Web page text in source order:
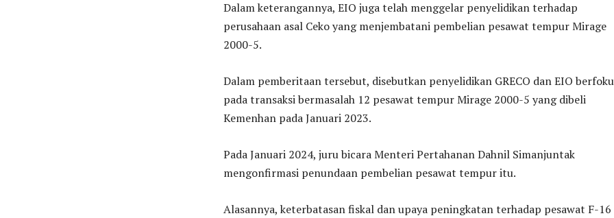
Dalam keterangannya, EIO juga telah menggelar penyelidikan terhadap
perusahaan asal Ceko yang menjembatani pembelian pesawat tempur Mirage
2000-5.
Dalam pemberitaan tersebut, disebutkan penyelidikan GRECO dan EIO
pada transaksi bermasalah 12 pesawat tempur Mirage 2000-5 yang dibeli
Kemenhan pada Januari 2023.
Pada Januari 2024, juru bicara Menteri Pertahanan Dahnil Simanjuntak
mengonfirmasi penundaan pembelian pesawat tempur itu.
Alasannya, keterbatasan fiskal dan upaya peningkatan terhadap pesawat F-16